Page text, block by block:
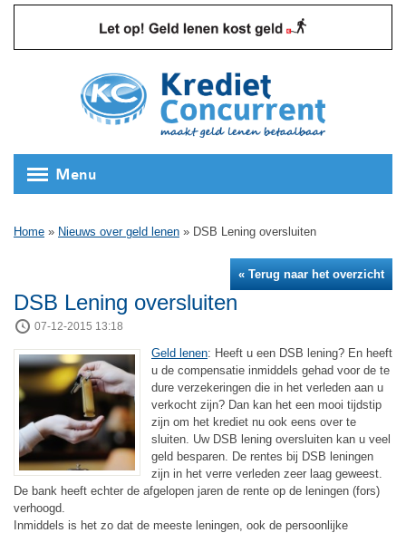
Menu
Home » Nieuws over geld lenen » DSB Lening oversluiten
« Terug naar het overzicht
DSB Lening oversluiten
07-12-2015 13:18
Geld lenen: Heeft u een DSB lening? En heeft
u de compensatie inmiddels gehad voor de te
dure verzekeringen die in het verleden aan u
verkocht zijn? Dan kan het een mooi tijdstip
zijn om het krediet nu ook eens over te
sluiten. Uw DSB lening oversluiten kan u veel
geld besparen. De rentes bij DSB leningen
zijn in het verre verleden zeer laag geweest.
De bank heeft echter de afgelopen jaren de rente op de leningen (fors)
verhoogd.
Inmiddels is het zo dat de meeste leningen, ook de persoonlijke